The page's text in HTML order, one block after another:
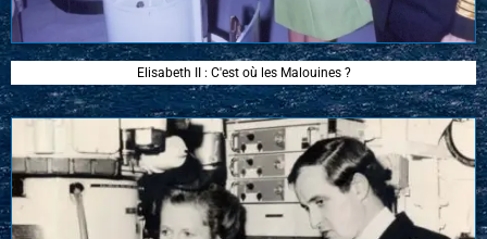
Elisabeth II : C'est où les Malouines ?